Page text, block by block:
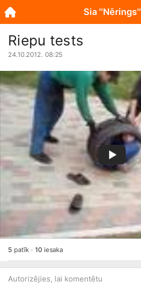
Riepu tests
24.10.2012. 08:25
5patīk ·10iesaka
Autorizējies, lai komentētu
Sia ''Nērings''